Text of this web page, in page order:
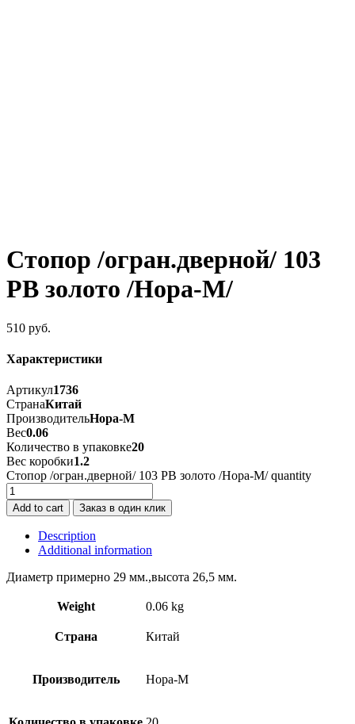
Стопор /огран.дверной/ 103
РВ золото /Нора-М/
510 руб.
Характеристики
Артикул1736
СтранаКитай
ПроизводительНора-М
Вес0.06
Количество в упаковке20
Вес коробки1.2
Стопор /огран.дверной/ 103 РВ золото /Нора-М/ quantity
Add to cart Заказ в один клик
Description
Additional information
Диаметр примерно 29 мм.,высота 26,5 мм.
Weight 0.06 kg
Страна Китай
Производитель Нора-М